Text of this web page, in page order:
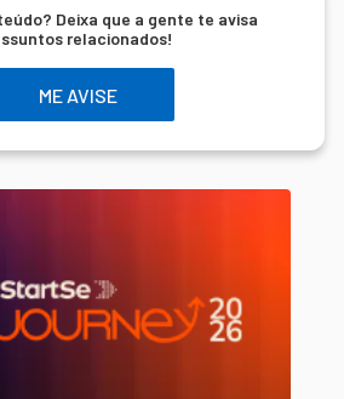
Deixa que a gente te avisa
relacionados!
ME AVISE